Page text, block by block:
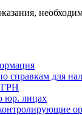
справкам для
юр. лицах